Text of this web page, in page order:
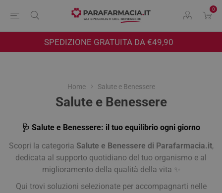
0
SPEDIZIONE GRATUITA DA €49,90
Home Salute e Benessere
Salute e Benessere
🩺 Salute e Benessere: il tuo equilibrio ogni giorno
Scopri la categoria Salute e Benessere di Parafarmacia.it,
dedicata al supporto quotidiano del tuo organismo e al
miglioramento della qualità della vita ✨
Qui trovi soluzioni selezionate per accompagnarti nelle